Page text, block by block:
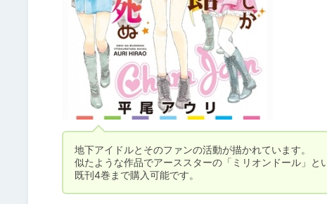
地下アイドルとそのファンの活動が描かれています。
似たような作品でアーススターの「ミリオンドール」と
既刊4巻まで購入可能です。